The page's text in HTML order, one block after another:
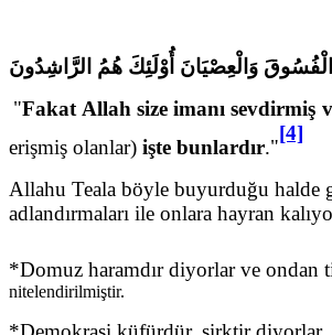
وَالْعِصْيَانَ أُوْلَئِكَ هُمُ الرَّاشِدُونَ
"Fakat Allah size imanı sevdirmiş
erişmiş olanlar) işte bunlardır."
[4]
Allahu Teala böyle buyurduğu halde
adlandırmaları ile onlara hayran
*Domuz haramdır diyorlar ve ondan
nitelendirilmiştir.